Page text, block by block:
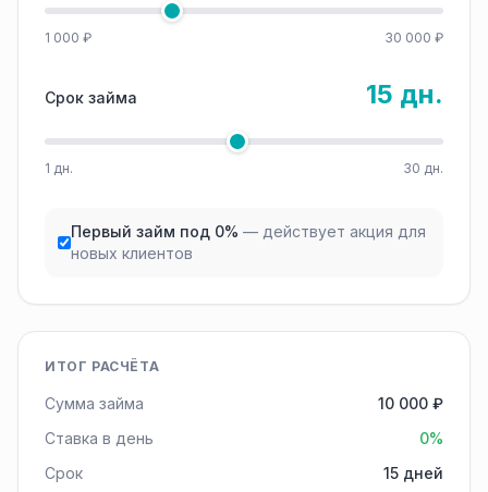
1 000 ₽ 30 000 ₽
Срок займа 15 дн.
1 дн. 30 дн.
Первый займ под 0% — действует акция для
новых клиентов
ИТОГ РАСЧЁТА
Сумма займа
10 000 ₽
Ставка в день
0%
Срок
15 дней